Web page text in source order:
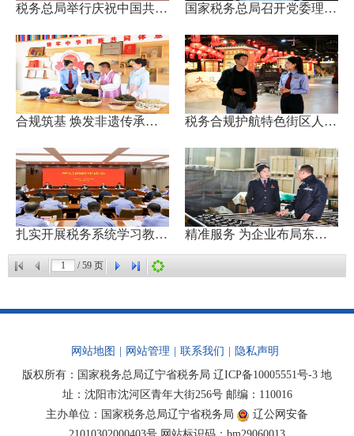
税务总局举行庆祝中国共产党... 国家税务总局召开党委理论学...
合规筑基 焕发非遗传承新活... 税务合规护航特色街区人气旺
扎实开展税务系统学习教育 ... 精准服务 为企业布局东盟市...
/59 页
网站地图 网站管理 联系我们
隐私声明
版权所有：国家税务总局辽宁省税务局 辽ICP备10005551号-3 地
址：沈阳市沈河区青年大街256号 邮编：110016
主办单位：国家税务总局辽宁省税务局
辽公网安备